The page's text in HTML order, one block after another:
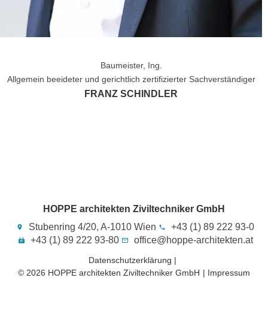
Baumeister, Ing.
Allgemein beeideter und gerichtlich zertifizierter Sachverständiger
FRANZ SCHINDLER
HOPPE architekten Ziviltechniker GmbH
Stubenring 4/20, A-1010 Wien
+43 (1) 89 222 93-0
+43 (1) 89 222 93-80
office@hoppe-architekten.at
Datenschutzerklärung |
© 2026 HOPPE architekten Ziviltechniker GmbH​ | Impressum